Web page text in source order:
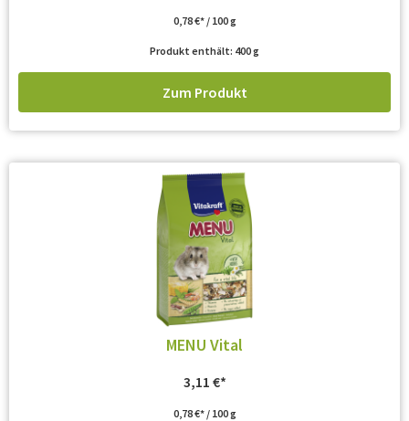
0,78€ / 100g
Produkt enthält: 400g
Zum Produkt
MENU Vital
3,11 €
0,78€ / 100g